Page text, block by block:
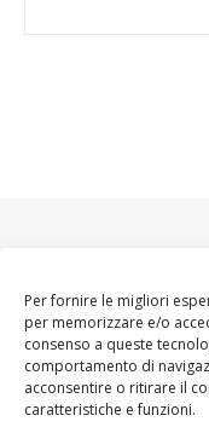
Per fornire le migliori
per memorizzare e/o
consenso a queste
comportamento di
acconsentire o ritirare il
caratteristiche e funzioni.